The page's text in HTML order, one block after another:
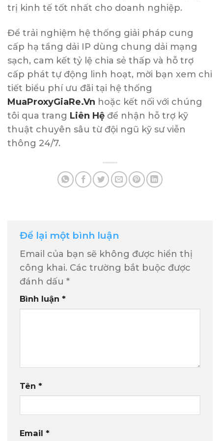
trị kinh tế tốt nhất cho doanh nghiệp.
Để trải nghiệm hệ thống giải pháp cung
cấp hạ tầng dải IP dùng chung dải mạng
sạch, cam kết tỷ lệ chia sẻ thấp và hỗ trợ
cấp phát tự động linh hoạt, mời bạn xem chi
tiết biểu phí ưu đãi tại hệ thống
MuaProxyGiaRe.Vn hoặc kết nối với chúng
tôi qua trang Liên Hệ để nhận hỗ trợ kỹ
thuật chuyên sâu từ đội ngũ kỹ sư viễn
thông 24/7.
Để lại một bình luận
Email của bạn sẽ không được hiển thị
công khai. Các trường bắt buộc được
đánh dấu *
Bình luận *
Tên *
Email *